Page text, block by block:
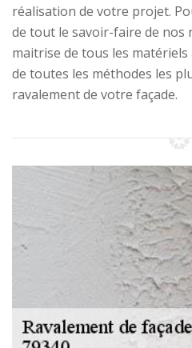
réalisation de votre projet.
de tout le savoir-faire de nos
maitrise de tous les
de toutes les méthodes les
ravalement de votre façade.